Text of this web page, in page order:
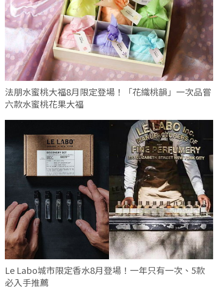
法朋水蜜桃大福8月限定登場！「花織桃韻」一次品嘗
六款水蜜桃花果大福
Le Labo城市限定香水8月登場！一年只有一次、5款
必入手推薦